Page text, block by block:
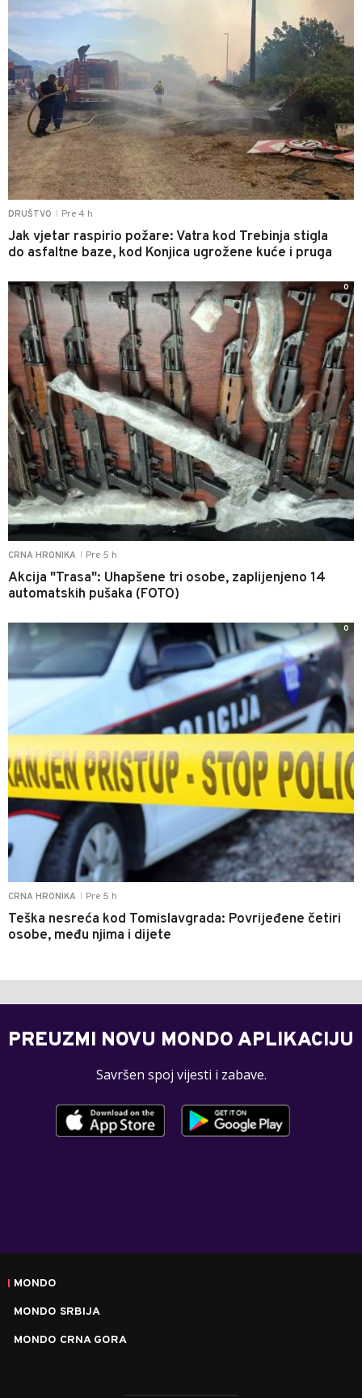
DRUŠTVO Pre 4 h
Jak vjetar raspirio požare: Vatra kod Trebinja stigla
do asfaltne baze, kod Konjica ugrožene kuće i pruga
CRNA HRONIKA Pre 5 h
Akcija "Trasa": Uhapšene tri osobe, zaplijenjeno 14
automatskih pušaka (FOTO)
0
CRNA HRONIKA Pre 5 h
Teška nesreća kod Tomislavgrada: Povrijeđene četiri
osobe, među njima i dijete
0
PREUZMI NOVU MONDO APLIKACIJU
Savršen spoj vijesti i zabave.
MONDO
MONDO SRBIJA
MONDO CRNA GORA